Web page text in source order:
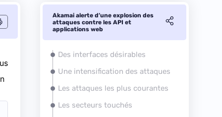
Akamai alerte d’une explosion des
attaques contre les API et
applications web
Des interfaces désirables
Une intensification des attaques
Les attaques les plus courantes
Les secteurs touchés